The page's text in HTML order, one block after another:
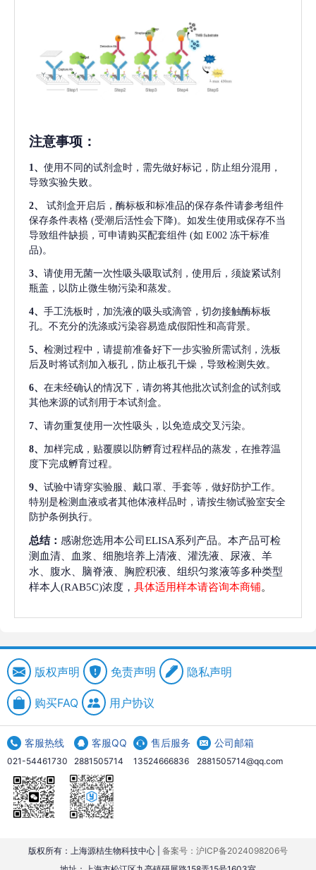
注意事项 ：
1、 使用不同的试剂盒时，需先做好标记，防止组分混用，
导致实验失败。
2、
试剂盒开启后，酶标板和标准品的保存条件请参考组件
保存条件表格 (受潮后活性会下降)。如发生使用或保存不当
导致组件缺损，可申请购买配套组件 (如 E002 冻干标准
品)。
3、 请使用无菌一次性吸头吸取试剂，使用后，须旋紧试剂
瓶盖，以防止微生物污染和蒸发。
4、 手工洗板时，加洗液的吸头或滴管，切勿接触酶标板
孔。不充分的洗涤或污染容易造成假阳性和高背景。
5、 检测过程中，请提前准备好下一步实验所需试剂，洗板
后及时将试剂加入板孔，防止板孔干燥，导致检测失效。
6、 在未经确认的情况下，请勿将其他批次试剂盒的试剂或
其他来源的试剂用于本试剂盒。
7、 请勿重复使用一次性吸头，以免造成交叉污染。
8、 加样完成，贴覆膜以防孵育过程样品的蒸发，在推荐温
度下完成孵育过程。
9、 试验中请穿实验服、戴口罩、手套等，做好防护工作。
特别是检测血液或者其他体液样品时，请按生物试验室安全
防护条例执行。
总结： 感谢您选用本公司ELISA系列产品。本产品可检
测血清、血浆、细胞培养上清液、灌洗液、尿液、羊
水、腹水、脑脊液、胸腔积液、组织匀浆液等多种类型
样本人(RAB5C)浓度， 具体适用样本请咨询本商铺。
版权声明 免责声明 隐私声明
购买FAQ 用户协议
客服热线
021-54461730
客服QQ
2881505714
售后服务
13524666836
公司邮箱
2881505714@qq.com
版权所有：上海源桔生物科技中心 | 备案号：沪ICP备2024098206号